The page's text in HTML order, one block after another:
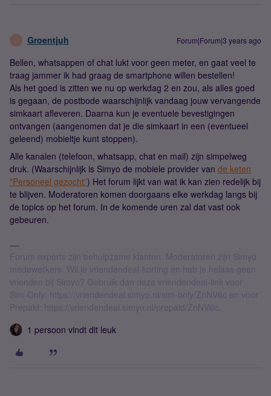
G Groentjuh Forum|Forum|3 years ago
Bellen, whatsappen of chat lukt voor geen meter, en gaat veel te
traag jammer ik had graag de smartphone willen bestellen!
Als het goed is zitten we nu op werkdag 2 en zou, als alles goed
is gegaan, de postbode waarschijnlijk vandaag jouw vervangende
simkaart afleveren. Daarna kun je eventuele bevestigingen
ontvangen (aangenomen dat je die simkaart in een (eventueel
geleend) mobieltje kunt stoppen).
Alle kanalen (telefoon, whatsapp, chat en mail) zijn simpelweg
druk. (Waarschijnlijk is Simyo de mobiele provider van de keten
"Personeel gezocht”) Het forum lijkt van wat ik kan zien redelijk bij
te blijven. Moderatoren komen doorgaans elke werkdag langs bij
de topics op het forum. In de komende uren zal dat vast ook
gebeuren.
Forum experts zijn behulpzame klanten. Moderatoren zijn Simyo
medewerkers. Wil je vriendendeal-korting en heb je helaas geen
vrienden bij Simyo? Gebruik dan deze vriendendeal-link voor
Sim-Only: https://vriendendeal.simyo.nl/sim-only/ZnNV6c en voor
Prepaid: https://vriendendeal.simyo.nl/prepaid/ZnNV6c.
1 persoon vindt dit leuk